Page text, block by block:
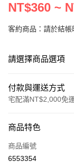
NT$360 ~
客約商品：請於結
請選擇商品選項
付款與運送方式
宅配滿NT$2,000免
信用卡一次付款
LINE Pay
商品特色
商品編號
6553354